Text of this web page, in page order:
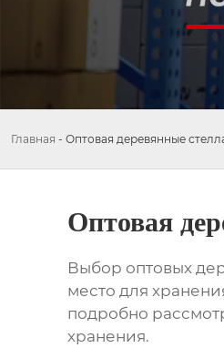
Главная - Оптовая деревянные
Оптовая
Выбор оптовых
место для
подробно
хранения.